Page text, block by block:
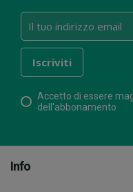
Accetto di essere
dell'abbonamento
Info